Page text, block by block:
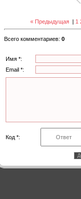
« Предыдущая| 1
Всего комментариев: 0
Имя *:
Email *:
Код *: